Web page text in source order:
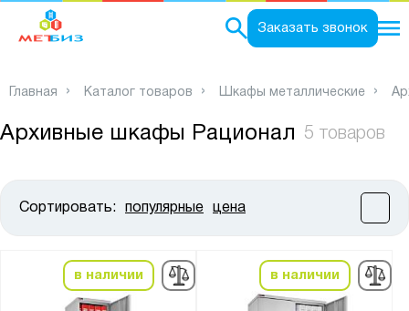
Заказать звонок
Главная Каталог товаров Шкафы металлические
Архивные шкафы Рационал 5 товаров
Сортировать: популярные цена
в наличии в наличии
Высота, мм: